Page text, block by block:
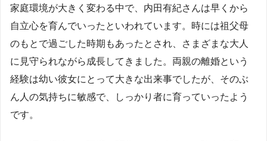
家庭環境が大きく変わる中で、内田有紀さんは早くから
自立心を育んでいったといわれています。時には祖父母
のもとで過ごした時期もあったとされ、さまざまな大人
に見守られながら成長してきました。両親の離婚という
経験は幼い彼女にとって大きな出来事でしたが、そのぶ
ん人の気持ちに敏感で、しっかり者に育っていったよう
です。